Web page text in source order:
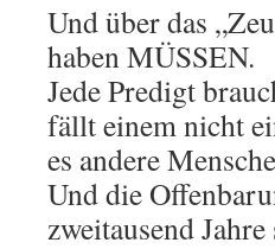
Und über das
haben MÜSSEN.
Jede Predigt
fällt einem nicht
es andere
Und die
zweitausend Jahre